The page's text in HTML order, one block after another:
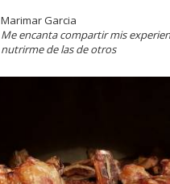
Marimar Garcia
Me encanta compartir mis
nutrirme de las de otros